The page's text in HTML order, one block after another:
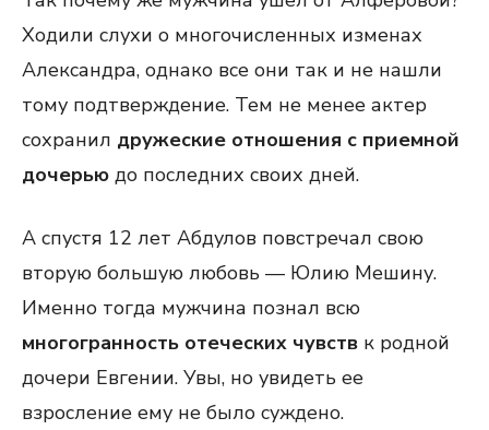
Ходили слухи о многочисленных изменах
Александра, однако все они так и не нашли
тому подтверждение. Тем не менее актер
сохранил дружеские отношения с приемной
дочерью до последних своих дней.
А спустя 12 лет Абдулов повстречал свою
вторую большую любовь — Юлию Мешину.
Именно тогда мужчина познал всю
многогранность отеческих чувств к родной
дочери Евгении. Увы, но увидеть ее
взросление ему не было суждено.